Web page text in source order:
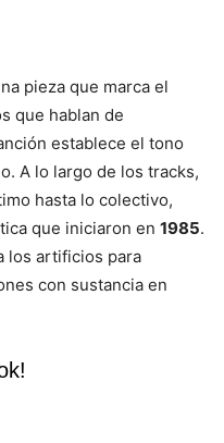
pieza que marca el
que hablan de
establece el tono
A lo largo de los tracks,
hasta lo colectivo,
que iniciaron en 1985.
los artificios para
con sustancia en